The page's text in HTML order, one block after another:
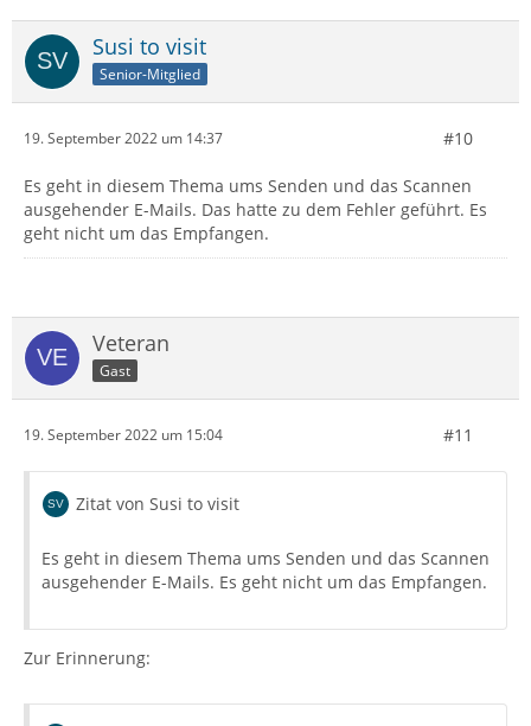
Susi to visit
Senior-Mitglied
19. September 2022 um 14:37 #10
Es geht in diesem Thema ums Senden und das Scannen
ausgehender E-Mails. Das hatte zu dem Fehler geführt. Es
geht nicht um das Empfangen.
Veteran
Gast
19. September 2022 um 15:04 #11
Zitat von Susi to visit
Es geht in diesem Thema ums Senden und das Scannen
ausgehender E-Mails. Es geht nicht um das Empfangen.
Zur Erinnerung: